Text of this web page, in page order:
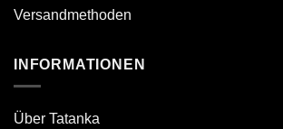
Versandmethoden
INFORMATIONEN
Über Tatanka